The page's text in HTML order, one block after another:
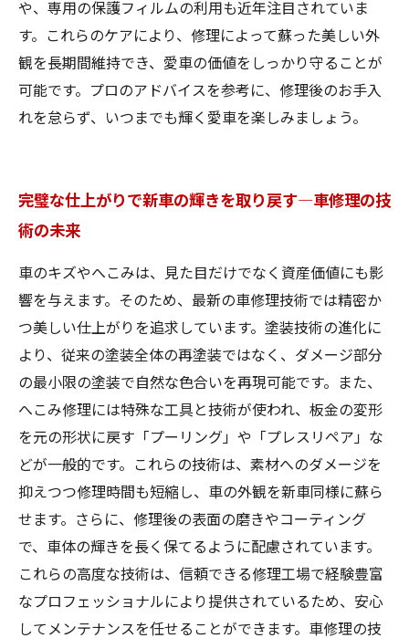
や、専用の保護フィルムの利用も近年注目されていま
す。これらのケアにより、修理によって蘇った美しい外
観を長期間維持でき、愛車の価値をしっかり守ることが
可能です。プロのアドバイスを参考に、修理後のお手入
れを怠らず、いつまでも輝く愛車を楽しみましょう。
完璧な仕上がりで新車の輝きを取り戻す―車修理の技
術の未来
車のキズやへこみは、見た目だけでなく資産価値にも影
響を与えます。そのため、最新の車修理技術では精密か
つ美しい仕上がりを追求しています。塗装技術の進化に
より、従来の塗装全体の再塗装ではなく、ダメージ部分
の最小限の塗装で自然な色合いを再現可能です。また、
へこみ修理には特殊な工具と技術が使われ、板金の変形
を元の形状に戻す「プーリング」や「プレスリペア」な
どが一般的です。これらの技術は、素材へのダメージを
抑えつつ修理時間も短縮し、車の外観を新車同様に蘇ら
せます。さらに、修理後の表面の磨きやコーティング
で、車体の輝きを長く保てるように配慮されています。
これらの高度な技術は、信頼できる修理工場で経験豊富
なプロフェッショナルにより提供されているため、安心
してメンテナンスを任せることができます。車修理の技